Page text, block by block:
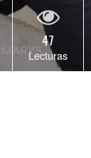
47
Lecturas